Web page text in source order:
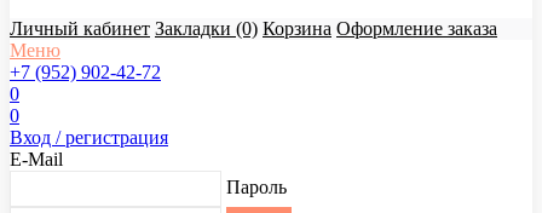
Личный кабинет Закладки (0) Корзина Оформление заказа
Меню
+7 (952) 902-42-72
0
0
Вход / регистрация
E-Mail
Пароль